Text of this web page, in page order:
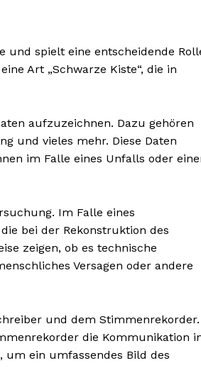
und spielt eine entscheidende
Art „Schwarze Kiste“, die in
aufzuzeichnen. Dazu gehören
und vieles mehr. Diese Daten
im Falle eines Unfalls oder
Im Falle eines
bei der Rekonstruktion des
zeigen, ob es technische
Versagen oder andere
und dem Stimmenrekorder.
die Kommunikation
um ein umfassendes Bild des